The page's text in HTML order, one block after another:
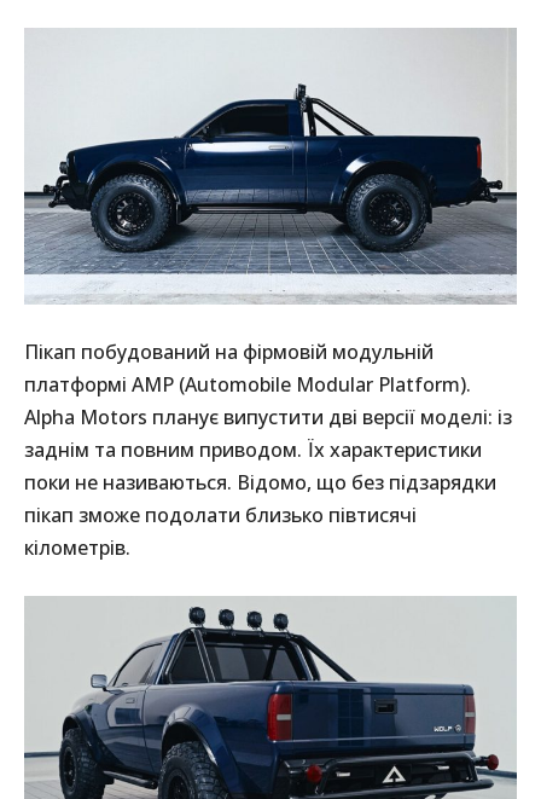
Пікап побудований на фірмовій модульній
платформі AMP (Automobile Modular Platform).
Alpha Motors планує випустити дві версії моделі: із
заднім та повним приводом. Їх характеристики
поки не називаються. Відомо, що без підзарядки
пікап зможе подолати близько півтисячі
кілометрів.